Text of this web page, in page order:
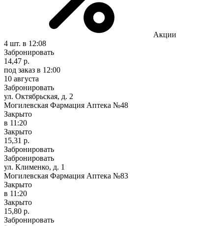
Акции
4 шт. в 12:08
Забронировать
14,47 р.
под заказ в 12:00
10 августа
Забронировать
ул. Октябрьская, д. 2
Могилевская Фармация Аптека №48
Закрыто
в 11:20
Закрыто
15,31 р.
Забронировать
Забронировать
ул. Клименко, д. 1
Могилевская Фармация Аптека №83
Закрыто
в 11:20
Закрыто
15,80 р.
Забронировать